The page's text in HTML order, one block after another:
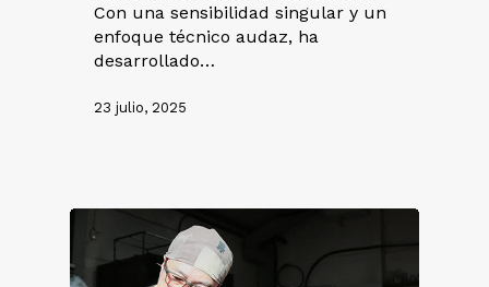
Con una sensibilidad singular y un
enfoque técnico audaz, ha
desarrollado…
23 julio, 2025